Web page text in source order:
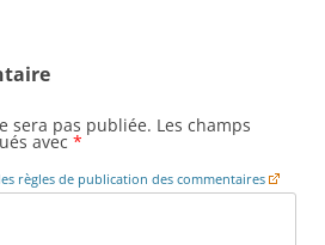
sera pas publiée. Les champs
avec *
règles de publication des commentaires